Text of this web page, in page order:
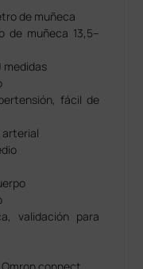
de muñeca
de muñeca 13,5–
medidas
fácil de
arterial
validación para
Aplicación móvil compatible: Omron connect